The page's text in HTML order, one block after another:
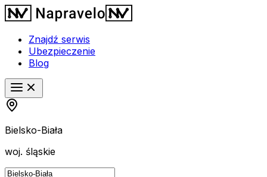
Znajdź serwis
Ubezpieczenie
Blog
Bielsko-Biała
woj. śląskie